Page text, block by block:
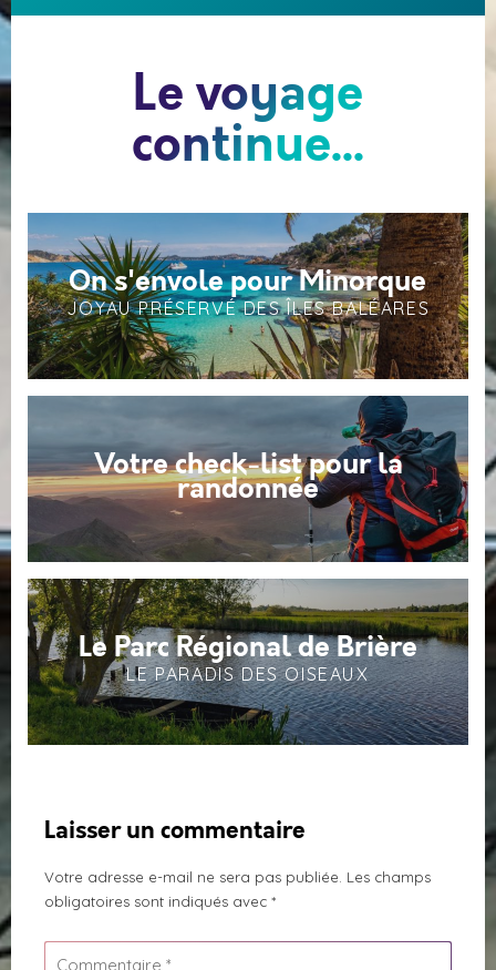
Le voyage
continue...
On s'envole pour Minorque
JOYAU PRÉSERVÉ DES ÎLES BALÉARES
Votre check-list pour la
randonnée
Le Parc Régional de Brière
LE PARADIS DES OISEAUX
Laisser un commentaire
Votre adresse e-mail ne sera pas publiée. Les champs
obligatoires sont indiqués avec *